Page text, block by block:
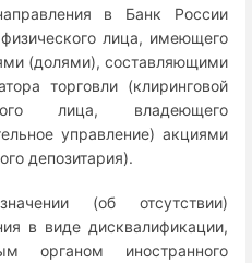
в Банк России
лица, имеющего
(долями), составляющими
торговли (клиринговой
лица, владеющего
управление) акциями
депозитария).
(об отсутствии)
в виде дисквалификации,
органом иностранного